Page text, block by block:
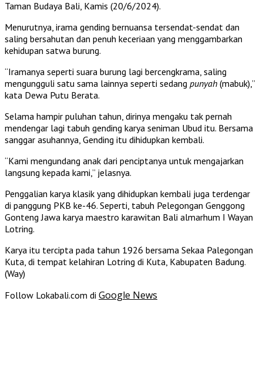
Taman Budaya Bali, Kamis (20/6/2024).
Menurutnya, irama gending bernuansa tersendat-sendat dan
saling bersahutan dan penuh keceriaan yang menggambarkan
kehidupan satwa burung.
“Iramanya seperti suara burung lagi bercengkrama, saling
mengungguli satu sama lainnya seperti sedang punyah (mabuk),”
kata Dewa Putu Berata.
Selama hampir puluhan tahun, dirinya mengaku tak pernah
mendengar lagi tabuh gending karya seniman Ubud itu. Bersama
sanggar asuhannya, Gending itu dihidupkan kembali.
“Kami mengundang anak dari penciptanya untuk mengajarkan
langsung kepada kami,” jelasnya.
Penggalian karya klasik yang dihidupkan kembali juga terdengar
di panggung PKB ke-46. Seperti, tabuh Pelegongan Genggong
Gonteng Jawa karya maestro karawitan Bali almarhum I Wayan
Lotring.
Karya itu tercipta pada tahun 1926 bersama Sekaa Palegongan
Kuta, di tempat kelahiran Lotring di Kuta, Kabupaten Badung.
(Way)
Follow Lokabali.com di Google News